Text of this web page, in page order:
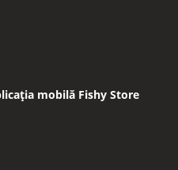
mobilă Fishy Store